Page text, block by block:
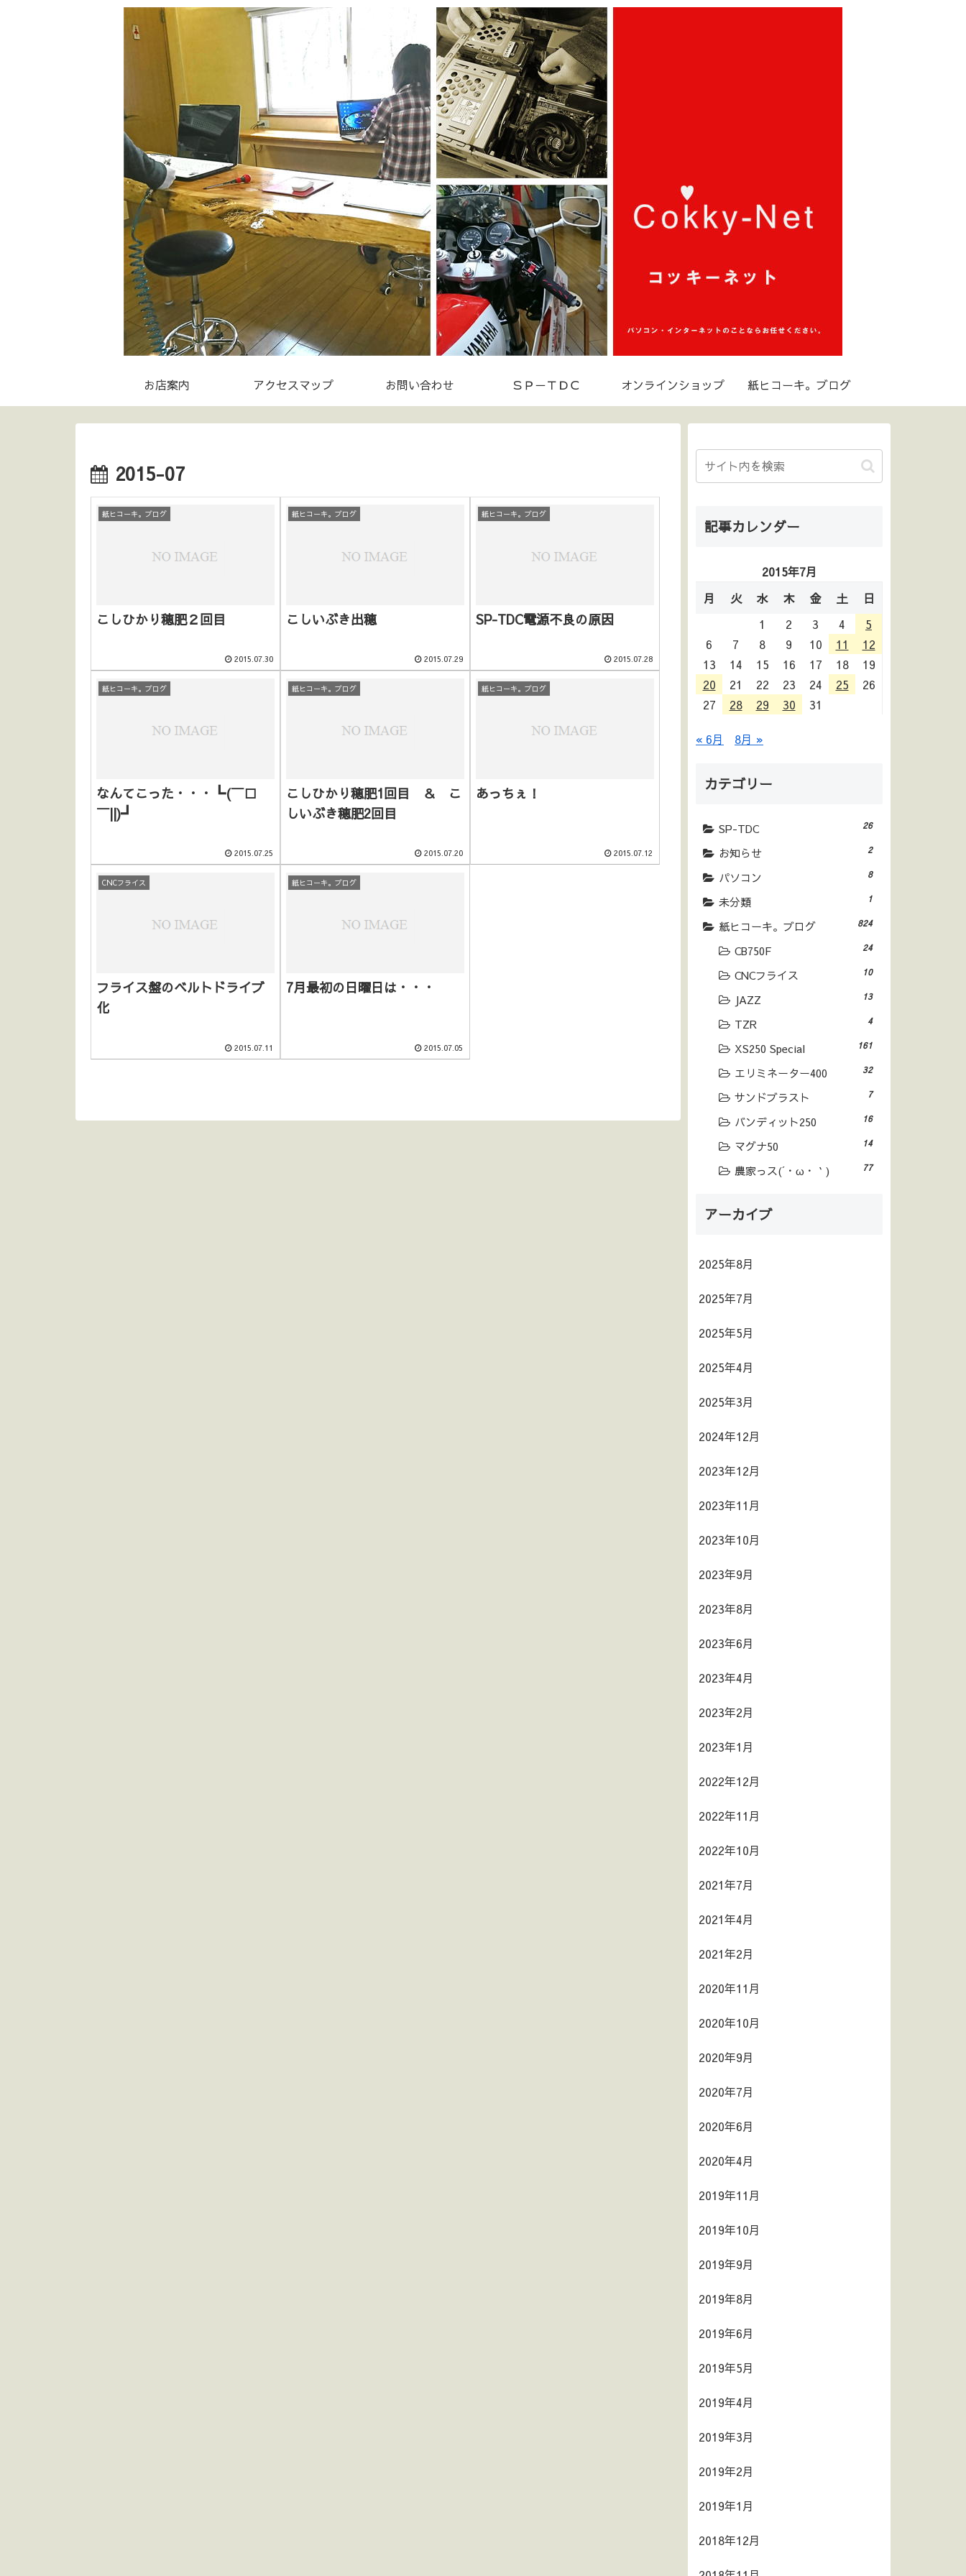
お店案内 アクセスマップ お問い合わせ ＳＰ－ＴＤＣ オンラインショップ 紙ヒコーキ。ブログ
2015-07
紙ヒコーキ。ブログ
こしひかり穂肥２回目
2015.07.30
紙ヒコーキ。ブログ
こしいぶき出穂
2015.07.29
紙ヒコーキ。ブログ
SP-TDC電源不良の原因
2015.07.28
紙ヒコーキ。ブログ
なんてこった・・・┗(￣□
￣||)┛
2015.07.25
紙ヒコーキ。ブログ
こしひかり穂肥1回目 ＆ こ
しいぶき穂肥2回目
2015.07.20
紙ヒコーキ。ブログ
あっちぇ！
2015.07.12
CNCフライス
フライス盤のベルトドライブ
化
2015.07.11
紙ヒコーキ。ブログ
7月最初の日曜日は・・・
2015.07.05
記事カレンダー
2015年7月
月
火 水 木 金 土
日
1
2 3 4
5
6
7 8 9 10 11
12
13
14 15 16 17 18
19
20
21 22 23 24 25
26
27
28 29 30 31
« 6月 8月 »
カテゴリー
SP-TDC 26
お知らせ 2
パソコン 8
未分類 1
紙ヒコーキ。ブログ 824
CB750F 24
CNCフライス 10
JAZZ 13
TZR 4
XS250 Special 161
エリミネーター400 32
サンドブラスト 7
バンディット250 16
マグナ50 14
農家っス(´・ω・｀) 77
アーカイブ
2025年8月
2025年7月
2025年5月
2025年4月
2025年3月
2024年12月
2023年12月
2023年11月
2023年10月
2023年9月
2023年8月
2023年6月
2023年4月
2023年2月
2023年1月
2022年12月
2022年11月
2022年10月
2021年7月
2021年4月
2021年2月
2020年11月
2020年10月
2020年9月
2020年7月
2020年6月
2020年4月
2019年11月
2019年10月
2019年9月
2019年8月
2019年6月
2019年5月
2019年4月
2019年3月
2019年2月
2019年1月
2018年12月